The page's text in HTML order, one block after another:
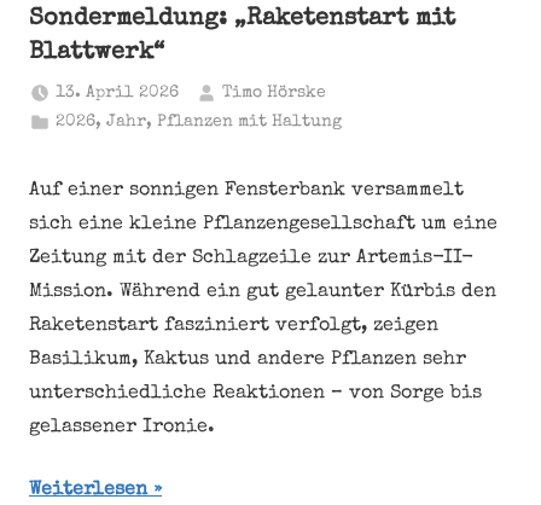
Sondermeldung: „Raketenstart mit
Blattwerk“
13. April 2026
Timo Hörske
2026,Jahr,Pflanzen mit Haltung
Auf einer sonnigen Fensterbank versammelt
sich eine kleine Pflanzengesellschaft um eine
Zeitung mit der Schlagzeile zur Artemis-II-
Mission. Während ein gut gelaunter Kürbis den
Raketenstart fasziniert verfolgt, zeigen
Basilikum, Kaktus und andere Pflanzen sehr
unterschiedliche Reaktionen – von Sorge bis
gelassener Ironie.
Weiterlesen